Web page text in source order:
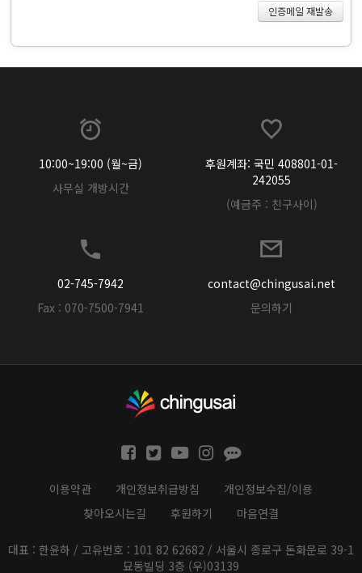
10:00~19:00 (월~금)
사무실 개방시간
후원계좌: 국민 408801-01-
242055
(예금주 : 친구사이)
02-745-7942
Fax : 070-7500-7941
contact@chingusai.net
문의하기
이용약관 개인정보취급방침
개인정보수집/이용
찾아오시는길
후원하기 마음연결
대표 : 한윤하 / 고유번호 : 101 82 62682 / 서울시 종로구 돈화문로 39-1
묘동빌딩 3층 (우)03139